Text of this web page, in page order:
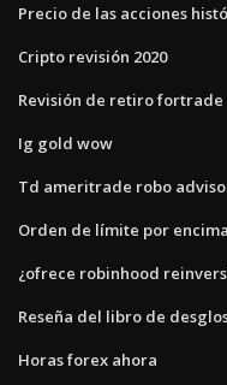
Precio de las acciones
Cripto revisión 2020
Revisión de retiro fortrade
Ig gold wow
Td ameritrade robo
Orden de límite por
¿ofrece robinhood
Reseña del libro de
Horas forex ahora